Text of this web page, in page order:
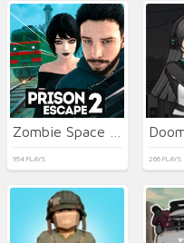
954 PLAYS 266 PLAYS